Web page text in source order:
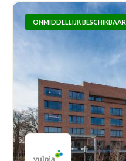
ONMIDDELLIJK BESCHIKBAAR